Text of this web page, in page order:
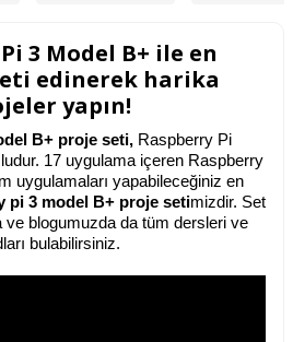
3 Model B+ ile en
edinerek harika
yapın!
B+ proje seti, Raspberry Pi
17 uygulama içeren Raspberry
uygulamaları yapabileceğiniz en
pi 3 model B+ proje setimizdir. Set
ve blogumuzda da tüm dersleri ve
bulabilirsiniz.